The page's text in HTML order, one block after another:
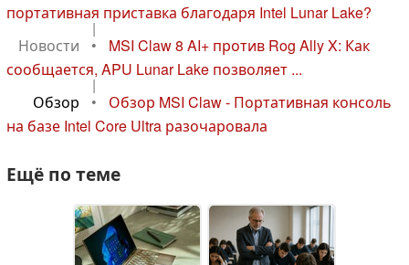
портативная приставка благодаря Intel Lunar Lake?
|
Новости
•
MSI Claw 8 AI+ против Rog Ally X: Как
сообщается, APU Lunar Lake позволяет ...
|
Обзор
•
Обзор MSI Claw - Портативная консоль
на базе Intel Core Ultra разочаровала
Ещё по теме